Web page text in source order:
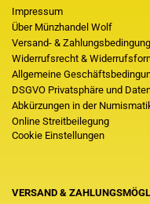
Impressum
Über Münzhandel Wolf
Versand- &
Widerrufsrecht &
Allgemeine
DSGVO Privatsphäre und
Abkürzungen in der
Online Streitbeilegung
Cookie Einstellungen
VERSAND &